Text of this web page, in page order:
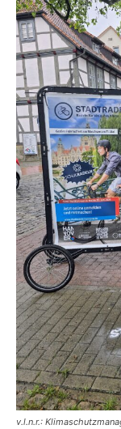
v.l.n.r.: